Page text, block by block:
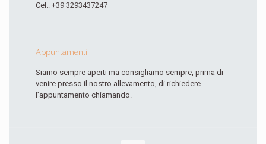
Cel.: +39 3293437247
Appuntamenti
Siamo sempre aperti ma consigliamo sempre, prima di
venire presso il nostro allevamento, di richiedere
l’appuntamento chiamando.